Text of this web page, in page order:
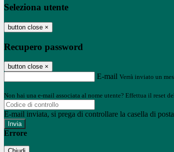
Seleziona utente
button close ×
Recupero password
button close ×
E-mail Verrà inviato un
Non hai una e-mail associata al nome utente? Effettua il reset
E-mail inviata, si prega di controllare la casella di
Errore